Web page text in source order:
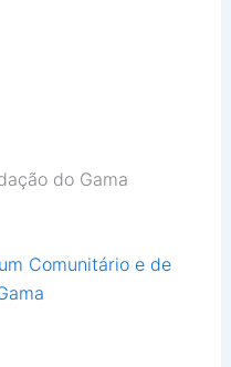
do Gama
Comunitário e de